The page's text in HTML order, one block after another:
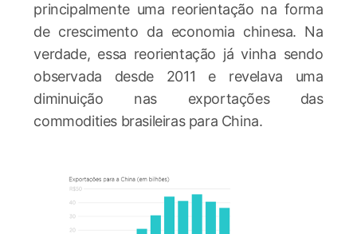
principalmente uma reorientação na forma
de crescimento da economia chinesa. Na
verdade, essa reorientação já vinha sendo
observada desde 2011 e revelava uma
diminuição nas exportações das
commodities brasileiras para China.